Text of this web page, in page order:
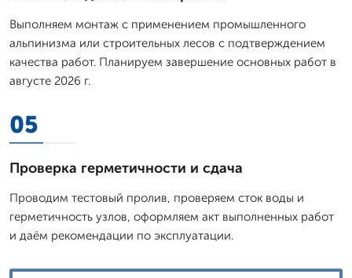
Выполняем монтаж с применением промышленного
альпинизма или строительных лесов с подтверждением
качества работ. Планируем завершение основных работ в
августе 2026 г.
05
Проверка герметичности и сдача
Проводим тестовый пролив, проверяем сток воды и
герметичность узлов, оформляем акт выполненных работ
и даём рекомендации по эксплуатации.